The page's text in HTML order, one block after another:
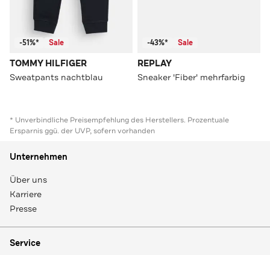
-51%* Sale
TOMMY HILFIGER
Sweatpants nachtblau
-43%* Sale
REPLAY
Sneaker 'Fiber' mehrfarbig
* Unverbindliche Preisempfehlung des Herstellers. Prozentuale
Ersparnis ggü. der UVP, sofern vorhanden
Unternehmen
Über uns
Karriere
Presse
Service